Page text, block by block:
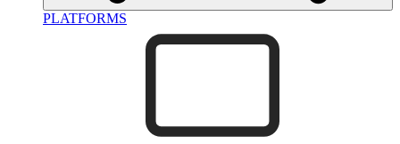
PLATFORMS